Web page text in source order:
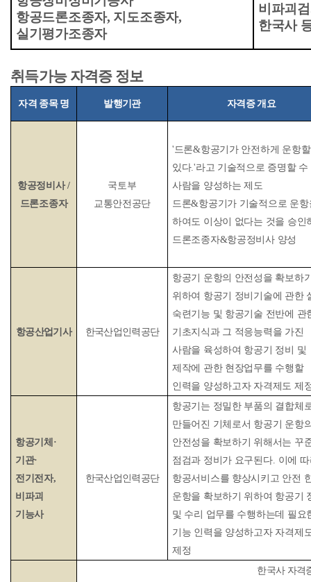
항공드론조종자, 지도조종자,
실기평가조종자
비파괴
한국사
취득가능 자격증 정보
자격 종목 명 발행기관 자격증 개요
항공정비사 /
드론조종자
국토부
교통안전공단
'드론&항공기가 안전하게 운항
있다.'라고 기술적으로 증명할 수
사람을 양성하는 제도
드론&항공기가 기술적으로 운항
하여도 이상이 없다는 것을 승인
드론조종자&항공정비사 양성
항공산업기사 한국산업인력공단
항공기 운항의 안전성을 확보하
위하여 항공기 정비기술에 관한
숙련기능 및 항공기술 전반에 관
기초지식과 그 적응능력을 가진
사람을 육성하여 항공기 정비 및
제작에 관한 현장업무를 수행할
인력을 양성하고자 자격제도 제
항공기체 ·
기관·
전기전자,
비파괴
기능사
한국산업인력공단
항공기는 정밀한 부품의 결합체
만들어진 기체로서 항공기 운항
안전성을 확보하기 위해서는 꾸
점검과 정비가 요구된다. 이에
항공서비스를 향상시키고 안전
운항을 확보하기 위하여 항공기
및 수리 업무를 수행하는데 필요
기능 인력을 양성하고자 자격제
제정
한국사 자격